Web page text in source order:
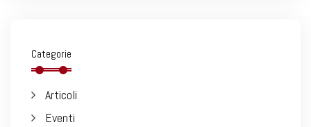
Categorie
Articoli
Eventi